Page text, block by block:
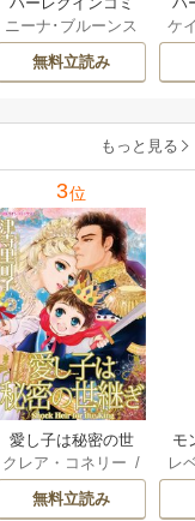
ックス セット 202
6年 vol.1063 1巻
ニーナ･ブルーンス
おおつきちずる
レベッカ･ヨーク
ーディ/海野みつる
サラ･ウッド/流
水凛子
無料立読み
ッ
ケ
ザ
もっと見る
3位
愛し子は秘密の世
継ぎ
クレア・コネリー /
津寺里可子
無料立読み
モ
結
レ